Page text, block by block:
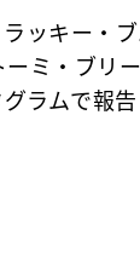
ッキー・
ミ・ブリ
ラムで報告